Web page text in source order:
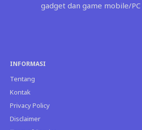
gadget dan game mobile/
INFORMASI
Tentang
Kontak
Privacy Policy
Disclaimer